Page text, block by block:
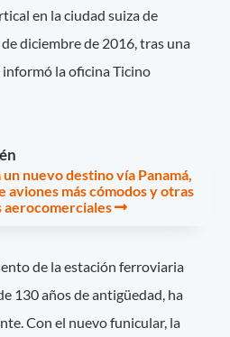
en la ciudad suiza de
diciembre de 2016, tras una
la oficina Ticino
un nuevo destino vía Panamá,
aviones más cómodos y otras
aerocomerciales
de la estación ferroviaria
130 años de antigüedad, ha
Con el nuevo funicular, la